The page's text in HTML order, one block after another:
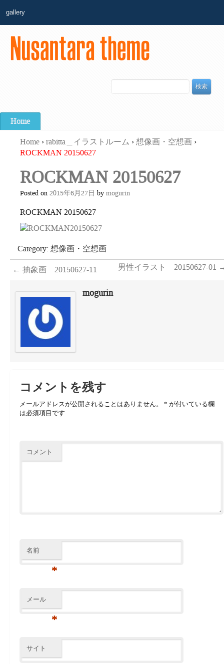
gallery
Home
Home › rabitta＿イラストルーム › 想像画・空想画 ›
ROCKMAN 20150627
ROCKMAN 20150627
Posted on 2015年6月27日 by mogurin
ROCKMAN 20150627
Category: 想像画・空想画
← 抽象画 20150627-11 男性イラスト 20150627-01
mogurin
コメントを残す
メールアドレスが公開されることはありません。 * が付いている欄
は必須項目です
コメント
名前
*
メール
*
サイト